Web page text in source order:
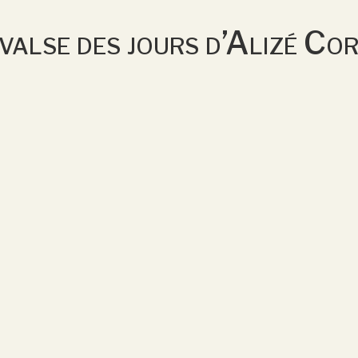
des jours d’Alizé